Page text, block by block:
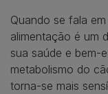
Quando se fala
alimentação é um
sua saúde e bem-
metabolismo do
torna-se mais